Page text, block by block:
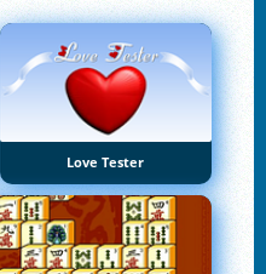
Love Tester